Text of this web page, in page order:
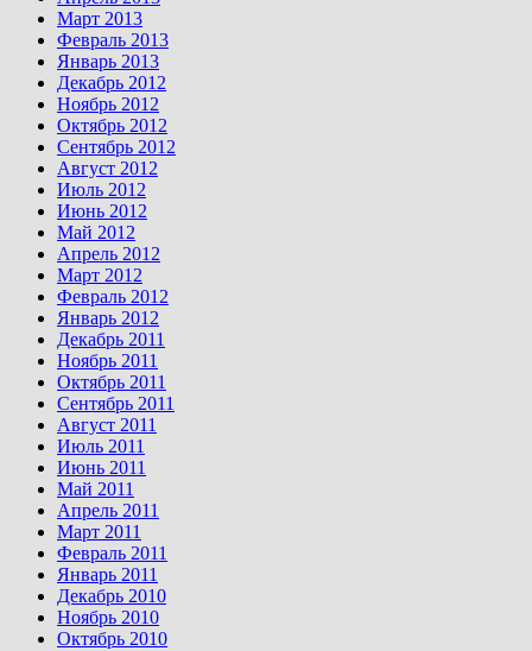
Март 2013
Февраль 2013
Январь 2013
Декабрь 2012
Ноябрь 2012
Октябрь 2012
Сентябрь 2012
Август 2012
Июль 2012
Июнь 2012
Май 2012
Апрель 2012
Март 2012
Февраль 2012
Январь 2012
Декабрь 2011
Ноябрь 2011
Октябрь 2011
Сентябрь 2011
Август 2011
Июль 2011
Июнь 2011
Май 2011
Апрель 2011
Март 2011
Февраль 2011
Январь 2011
Декабрь 2010
Ноябрь 2010
Октябрь 2010